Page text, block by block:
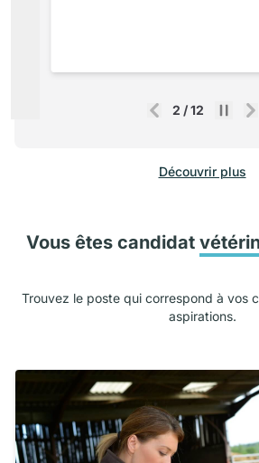
2 /12
Découvrir plus
Vous êtes candidat
Trouvez le poste qui correspond à vos
aspirations.